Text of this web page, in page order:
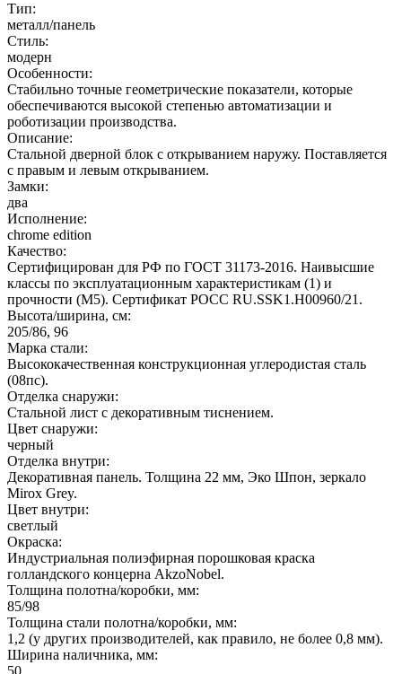
Тип:
металл/панель
Стиль:
модерн
Особенности:
Стабильно точные геометрические показатели, которые
обеспечиваются высокой степенью автоматизации и
роботизации производства.
Описание:
Стальной дверной блок с открыванием наружу. Поставляется
с правым и левым открыванием.
Замки:
два
Исполнение:
chrome edition
Качество:
Сертифицирован для РФ по ГОСТ 31173-2016. Наивысшие
классы по эксплуатационным характеристикам (1) и
прочности (М5). Сертификат POCC RU.SSK1.H00960/21.
Высота/ширина, см:
205/86, 96
Марка стали:
Высококачественная конструкционная углеродистая сталь
(08пс).
Отделка снаружи:
Стальной лист с декоративным тиснением.
Цвет снаружи:
черный
Отделка внутри:
Декоративная панель. Толщина 22 мм, Эко Шпон, зеркало
Mirox Grey.
Цвет внутри:
светлый
Окраска:
Индустриальная полиэфирная порошковая краска
голландского концерна AkzoNobel.
Толщина полотна/коробки, мм:
85/98
Толщина стали полотна/коробки, мм:
1,2 (у других производителей, как правило, не более 0,8 мм).
Ширина наличника, мм: